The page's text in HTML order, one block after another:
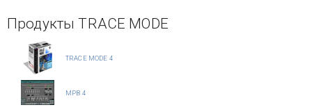
Продукты TRACE MODE
TRACE MODE 4
МРВ 4